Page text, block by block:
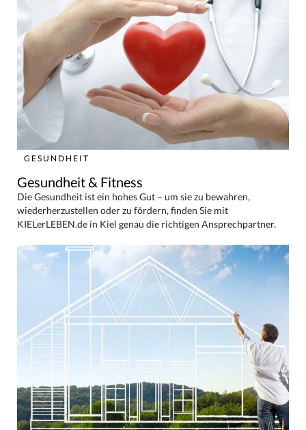
GESUNDHEIT
Gesundheit & Fitness
Die Gesundheit ist ein hohes Gut – um sie zu bewahren,
wiederherzustellen oder zu fördern, finden Sie mit
KIELerLEBEN.de in Kiel genau die richtigen Ansprechpartner.